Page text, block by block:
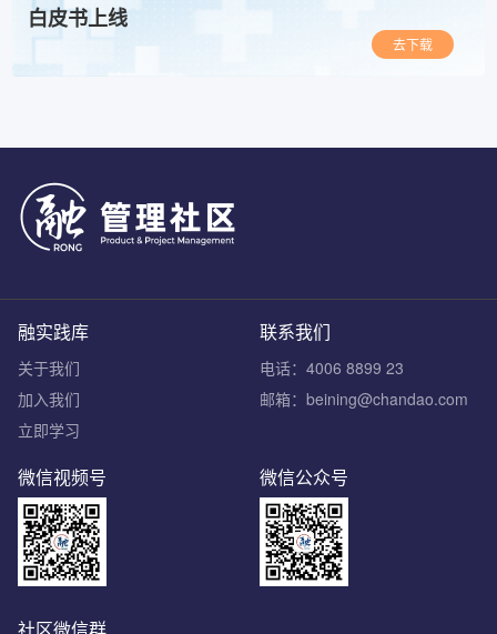
白皮书上线
去下载
联系我们
电话：4006 8899 23
邮箱：beining@chandao.com
融实践库
关于我们
加入我们
立即学习
微信公众号
微信视频号
社区微信群